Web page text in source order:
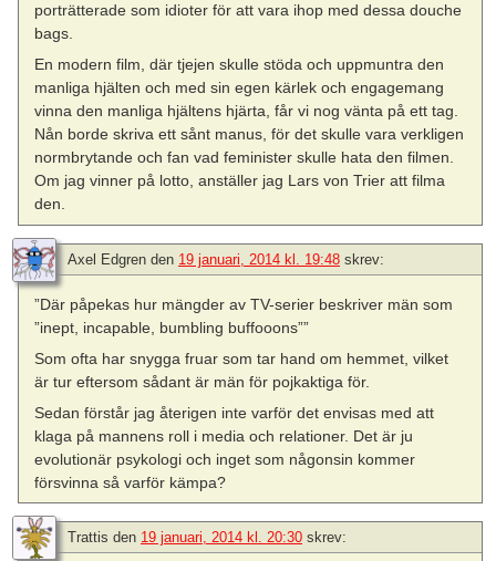
porträtterade som idioter för att vara ihop med dessa douche
bags.
En modern film, där tjejen skulle stöda och uppmuntra den
manliga hjälten och med sin egen kärlek och engagemang
vinna den manliga hjältens hjärta, får vi nog vänta på ett tag.
Nån borde skriva ett sånt manus, för det skulle vara verkligen
normbrytande och fan vad feminister skulle hata den filmen.
Om jag vinner på lotto, anställer jag Lars von Trier att filma
den.
Axel Edgren den 19 januari, 2014 kl. 19:48 skrev:
”Där påpekas hur mängder av TV-serier beskriver män som
”inept, incapable, bumbling buffooons””
Som ofta har snygga fruar som tar hand om hemmet, vilket
är tur eftersom sådant är män för pojkaktiga för.
Sedan förstår jag återigen inte varför det envisas med att
klaga på mannens roll i media och relationer. Det är ju
evolutionär psykologi och inget som någonsin kommer
försvinna så varför kämpa?
Trattis den 19 januari, 2014 kl. 20:30 skrev: